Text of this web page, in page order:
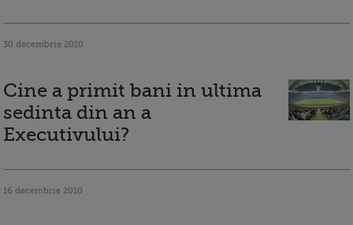
30 decembrie 2010
Cine a primit bani in ultima
sedinta din an a
Executivului?
16 decembrie 2010